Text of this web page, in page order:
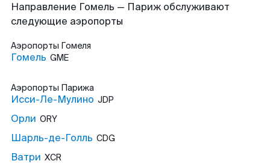
Направление Гомель — Париж обслуживают
следующие аэропорты
Аэропорты Гомеля
Гомель GME
Аэропорты Парижа
Исси-Ле-Мулино JDP
Орли ORY
Шарль-де-Голль CDG
Ватри XCR